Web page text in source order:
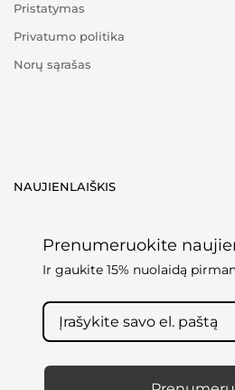
Pristatymas
Privatumo politika
Norų sąrašas
NAUJIENLAIŠKIS
Prenumeruokite
Ir gaukite 15% nuolaidą